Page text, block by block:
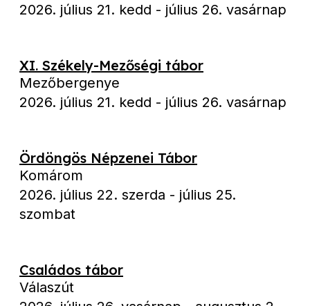
2026. július 21. kedd - július 26. vasárnap
XI. Székely-Mezőségi tábor
Mezőbergenye
2026. július 21. kedd - július 26. vasárnap
Ördöngös Népzenei Tábor
Komárom
2026. július 22. szerda - július 25.
szombat
Családos tábor
Válaszút